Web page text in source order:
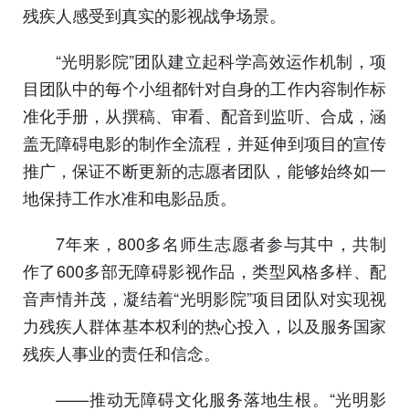
残疾人感受到真实的影视战争场景。
“光明影院”团队建立起科学高效运作机制，项
目团队中的每个小组都针对自身的工作内容制作标
准化手册，从撰稿、审看、配音到监听、合成，涵
盖无障碍电影的制作全流程，并延伸到项目的宣传
推广，保证不断更新的志愿者团队，能够始终如一
地保持工作水准和电影品质。
7年来，800多名师生志愿者参与其中，共制
作了600多部无障碍影视作品，类型风格多样、配
音声情并茂，凝结着“光明影院”项目团队对实现视
力残疾人群体基本权利的热心投入，以及服务国家
残疾人事业的责任和信念。
——推动无障碍文化服务落地生根。“光明影